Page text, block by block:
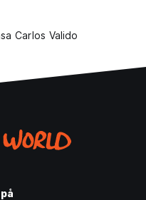
Carlos Valido